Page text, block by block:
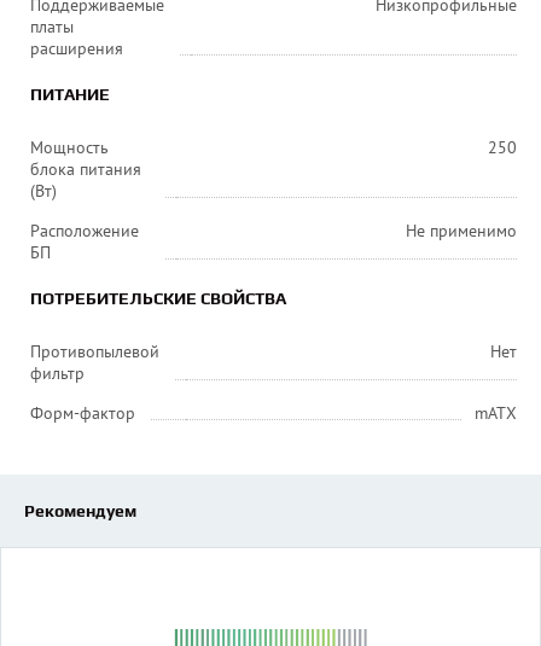
Поддерживаемые
платы
расширения
Низкопрофильные
ПИТАНИЕ
Мощность
блока питания
(Вт)
250
Расположение
БП
Не применимо
ПОТРЕБИТЕЛЬСКИЕ СВОЙСТВА
Противопылевой
фильтр
Нет
Форм-фактор mATX
Рекомендуем